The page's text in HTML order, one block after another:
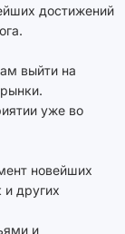
достижений
выйти на
уже во
новейших
и других
и